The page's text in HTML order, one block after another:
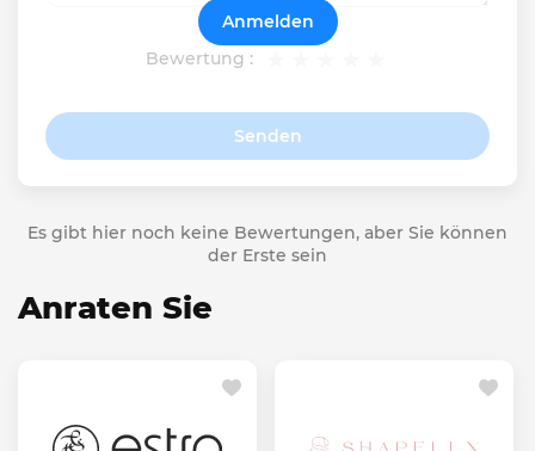
Bewertung :
Senden
Anmelden
Es gibt hier noch keine Bewertungen, aber Sie können
der Erste sein
Anraten Sie